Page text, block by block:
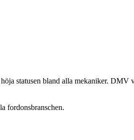
statusen bland alla mekaniker.
fordonsbranschen.